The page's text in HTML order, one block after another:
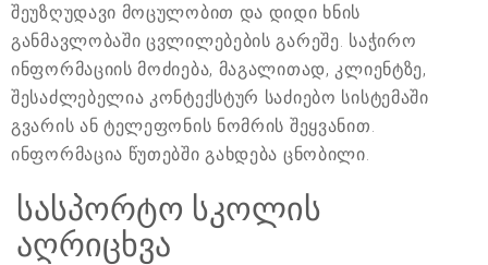
შეუზღუდავი მოცულობით და დიდი ხნის
განმავლობაში ცვლილებების გარეშე. საჭირო
ინფორმაციის მოძიება, მაგალითად, კლიენტზე,
შესაძლებელია კონტექსტურ საძიებო სისტემაში
გვარის ან ტელეფონის ნომრის შეყვანით.
ინფორმაცია წუთებში გახდება ცნობილი.
სასპორტო სკოლის
აღრიცხვა